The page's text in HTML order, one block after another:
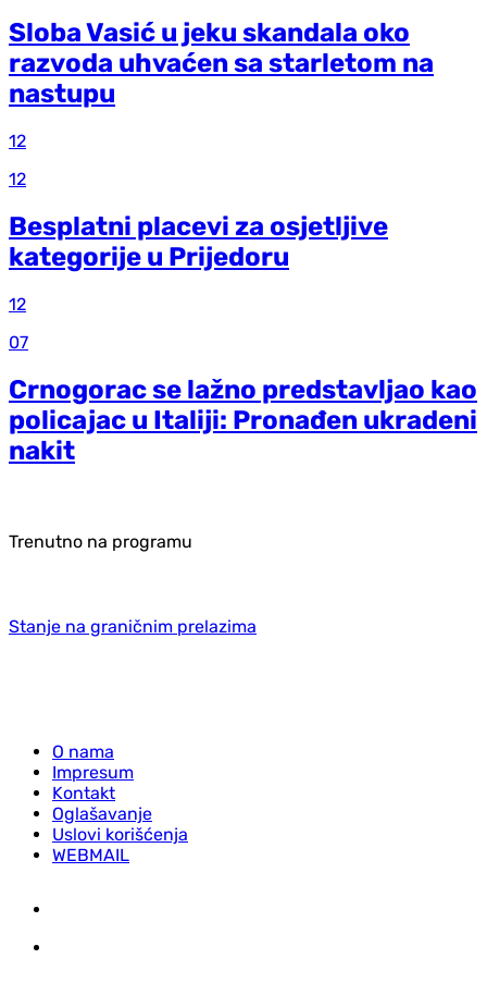
Sloba Vasić u jeku skandala oko
razvoda uhvaćen sa starletom na
nastupu
12
12
Besplatni placevi za osjetljive
kategorije u Prijedoru
12
07
Crnogorac se lažno predstavljao kao
policajac u Italiji: Pronađen ukradeni
nakit
Trenutno na programu
Stanje na graničnim prelazima
O nama
Impresum
Kontakt
Oglašavanje
Uslovi korišćenja
WEBMAIL